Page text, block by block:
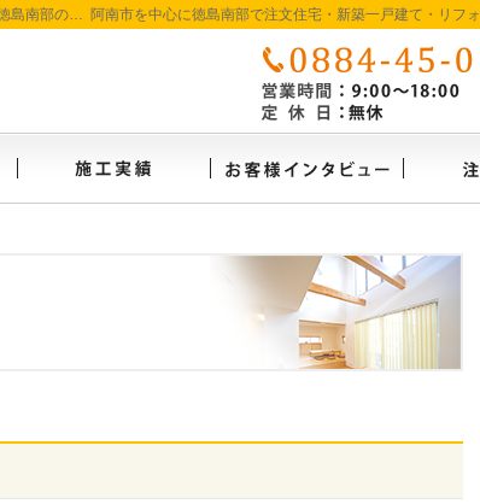
徳島で注文住宅を建てるなら たいようホーム｜阿南市・徳島南部の地域密着工務店